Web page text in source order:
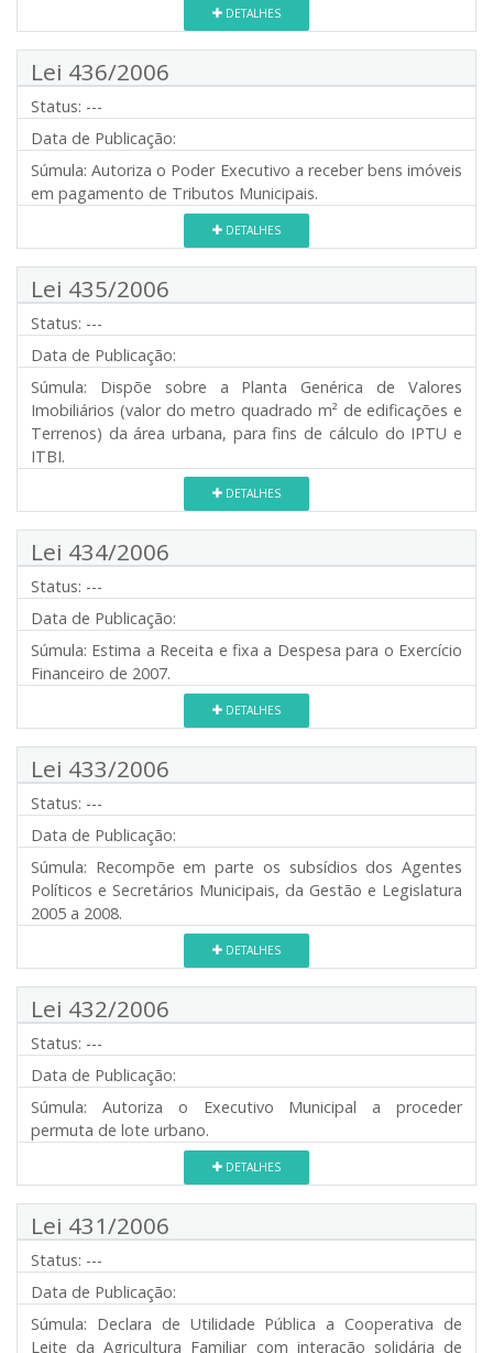
DETALHES
Lei 436/2006
Status: ---
Data de Publicação:
Súmula: Autoriza o Poder Executivo a receber bens imóveis
em pagamento de Tributos Municipais.
DETALHES
Lei 435/2006
Status: ---
Data de Publicação:
Súmula: Dispõe sobre a Planta Genérica de Valores
Imobiliários (valor do metro quadrado m² de edificações e
Terrenos) da área urbana, para fins de cálculo do IPTU e
ITBI.
DETALHES
Lei 434/2006
Status: ---
Data de Publicação:
Súmula: Estima a Receita e fixa a Despesa para o Exercício
Financeiro de 2007.
DETALHES
Lei 433/2006
Status: ---
Data de Publicação:
Súmula: Recompõe em parte os subsídios dos Agentes
Políticos e Secretários Municipais, da Gestão e Legislatura
2005 a 2008.
DETALHES
Lei 432/2006
Status: ---
Data de Publicação:
Súmula: Autoriza o Executivo Municipal a proceder
permuta de lote urbano.
DETALHES
Lei 431/2006
Status: ---
Data de Publicação:
Súmula: Declara de Utilidade Pública a Cooperativa de
Leite da Agricultura Familiar com interação solidária de